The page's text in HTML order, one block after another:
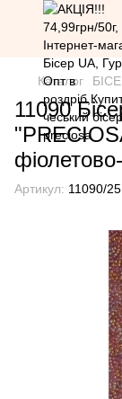
Каталог
11090
Артикул: 11090/25